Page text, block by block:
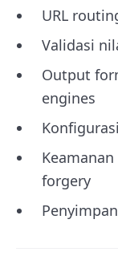
URL
Validasi
Output
engines
forgery